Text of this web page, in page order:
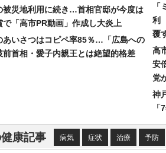
被災地利用に続き…首相官邸が今度は
で「高市PR動画」作成し大炎上
あいさつはコピペ率85％…「広島への
前首相・愛子内親王とは絶望的格差
利
覆
高
安
党
神
康記事 病気 症状 治療 予防